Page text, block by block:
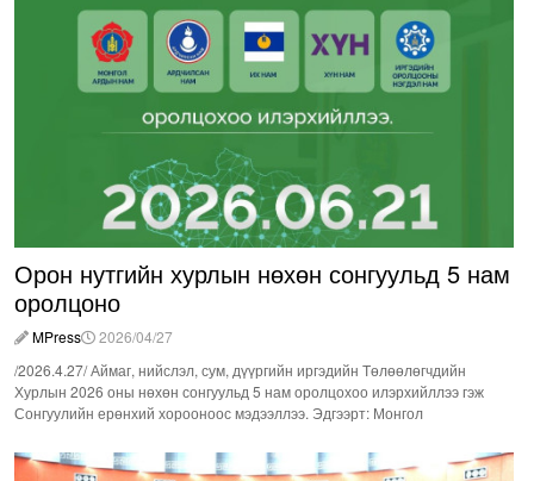
Орон нутгийн хурлын нөхөн сонгуульд 5 нам
оролцоно
MPress
2026/04/27
/2026.4.27/ Аймаг, нийслэл, сум, дүүргийн иргэдийн Төлөөлөгчдийн
Хурлын 2026 оны нөхөн сонгуульд 5 нам оролцохоо илэрхийллээ гэж
Сонгуулийн ерөнхий хорооноос мэдээллээ. Эдгээрт: Монгол